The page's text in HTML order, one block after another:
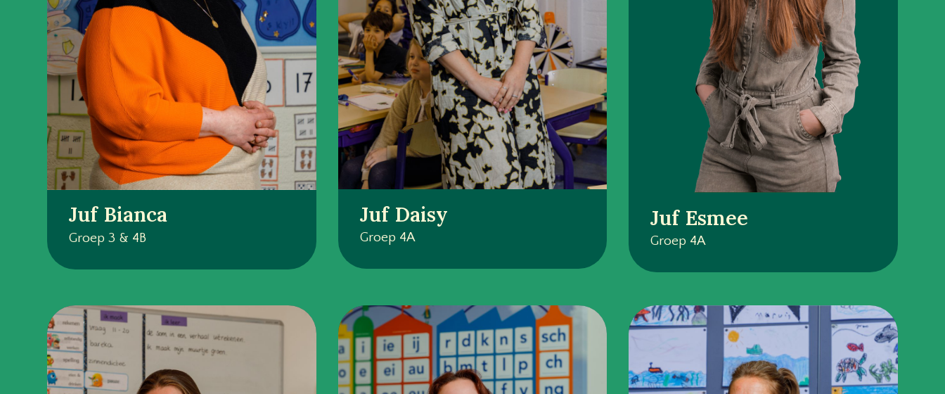
Juf Bianca
Groep 3 & 4B
Juf Daisy
Groep 4A
Juf Esmee
Groep 4A